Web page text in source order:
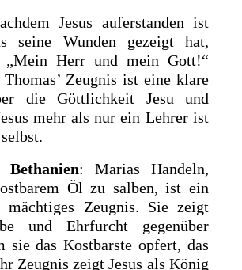
Jesus auferstanden ist
seine Wunden gezeigt hat,
„Mein Herr und mein Gott!“
Zeugnis ist eine klare
die Göttlichkeit Jesu und
mehr als nur ein Lehrer ist
: Marias Handeln,
Öl zu salben, ist ein
mächtiges Zeugnis. Sie zeigt
und Ehrfurcht gegenüber
sie das Kostbarste opfert, das
Zeugnis zeigt Jesus als König